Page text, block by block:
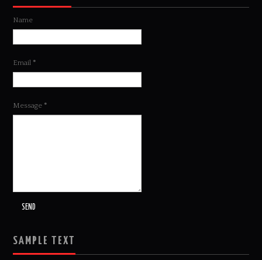
Name
Email *
Message *
SAMPLE TEXT